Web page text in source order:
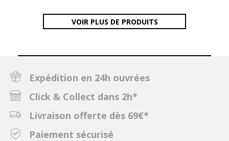
VOIR PLUS DE PRODUITS
Expédition en 24h ouvrées
Click & Collect dans 2h*
Livraison offerte dès 69€*
Paiement sécurisé